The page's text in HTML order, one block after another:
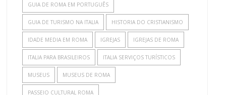
GUIA DE ROMA EM PORTUGUÊS
GUIA DE TURISMO NA ITALIA HISTORIA DO CRISTIANISMO
IDADE MEDIA EM ROMA IGREJAS IGREJAS DE ROMA
ITALIA PARA BRASILEIROS ITALIA SERVIÇOS TURÍSTICOS
MUSEUS MUSEUS DE ROMA
PASSEIO CULTURAL ROMA